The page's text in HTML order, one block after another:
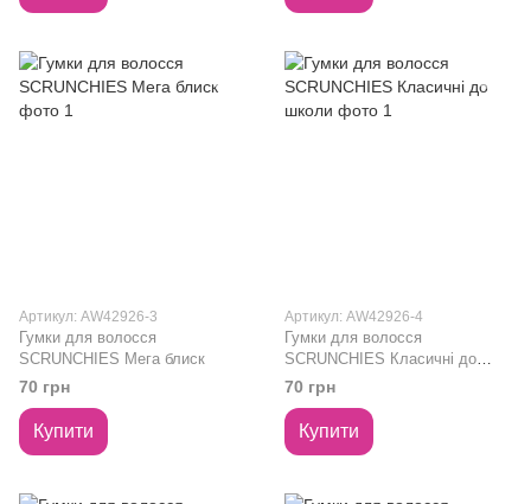
Артикул: AW42926-3
Гумки для волосся
SCRUNCHIES Мега блиск
70 грн
Купити
Артикул: AW42926-4
Гумки для волосся
SCRUNCHIES Класичні до
школи
70 грн
Купити